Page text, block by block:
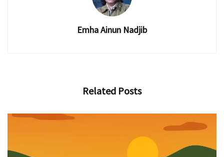
Emha Ainun Nadjib
Related Posts